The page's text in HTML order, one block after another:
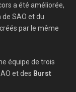
a été améliorée,
de SAO et du
par le même
équipe de trois
et des Burst